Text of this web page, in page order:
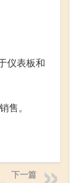
仪表板和
。
下一篇